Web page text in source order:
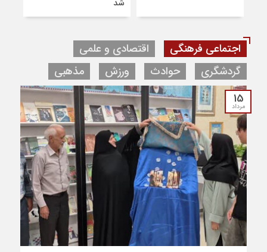
شد
اجتماعی فرهنگی
اقتصادی و علمی
گردشگری
حوادث ورزش
مذهبی
15
مرداد